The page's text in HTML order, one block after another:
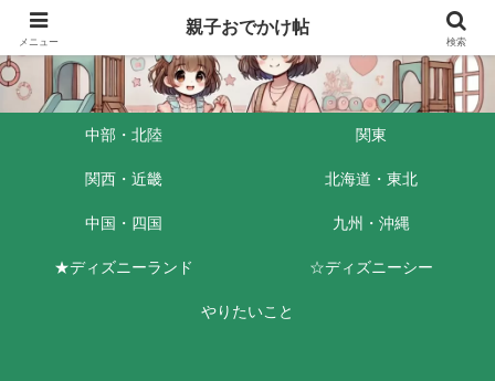
中部・北陸 関東
関西・近畿 北海道・東北
中国・四国 九州・沖縄
★ディズニーランド ☆ディズニーシー
やりたいこと
メニュー
親子おでかけ帖
検索